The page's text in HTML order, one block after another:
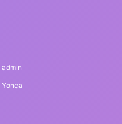
admin
Yonca